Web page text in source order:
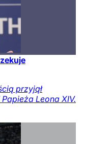
przyjął
Leona XIV.